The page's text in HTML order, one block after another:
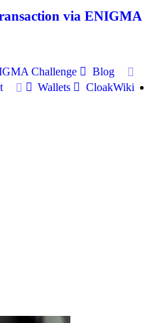
via ENIGMA
Challenge
Blog
Wallets CloakWiki